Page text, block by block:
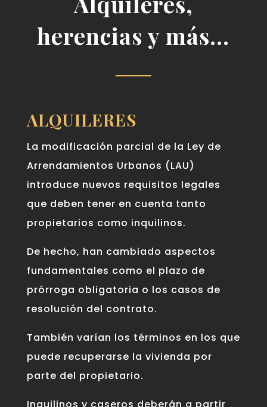
herencias y más…
ALQUILERES
La modificación parcial de la Ley de
Arrendamientos Urbanos (LAU)
introduce nuevos requisitos legales
que deben tener en cuenta tanto
propietarios como inquilinos.
De hecho, han cambiado aspectos
fundamentales como el plazo de
prórroga obligatoria o los casos de
resolución del contrato.
También varían los términos en los que
puede recuperarse la vivienda por
parte del propietario.